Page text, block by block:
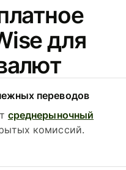
для
переводов
среднерыночный
комиссий.